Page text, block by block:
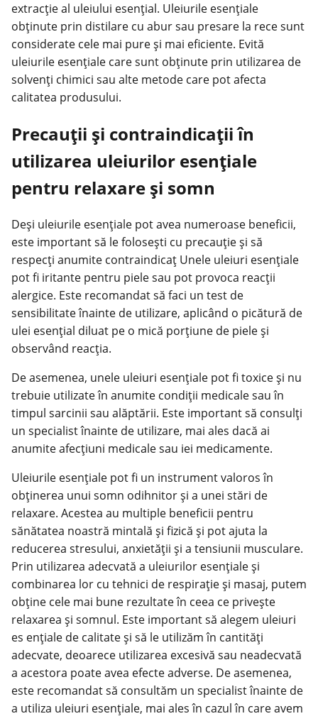
extracție al uleiului esențial. Uleiurile esențiale
obținute prin distilare cu abur sau presare la rece sunt
considerate cele mai pure și mai eficiente. Evită
uleiurile esențiale care sunt obținute prin utilizarea de
solvenți chimici sau alte metode care pot afecta
calitatea produsului.
Precauții și contraindicații în
utilizarea uleiurilor esențiale
pentru relaxare și somn
Deși uleiurile esențiale pot avea numeroase beneficii,
este important să le folosești cu precauție și să
respecți anumite contraindicaț Unele uleiuri esențiale
pot fi iritante pentru piele sau pot provoca reacții
alergice. Este recomandat să faci un test de
sensibilitate înainte de utilizare, aplicând o picătură de
ulei esențial diluat pe o mică porțiune de piele și
observând reacția.
De asemenea, unele uleiuri esențiale pot fi toxice și nu
trebuie utilizate în anumite condiții medicale sau în
timpul sarcinii sau alăptării. Este important să consulți
un specialist înainte de utilizare, mai ales dacă ai
anumite afecțiuni medicale sau iei medicamente.
Uleiurile esențiale pot fi un instrument valoros în
obținerea unui somn odihnitor și a unei stări de
relaxare. Acestea au multiple beneficii pentru
sănătatea noastră mintală și fizică și pot ajuta la
reducerea stresului, anxietății și a tensiunii musculare.
Prin utilizarea adecvată a uleiurilor esențiale și
combinarea lor cu tehnici de respirație și masaj, putem
obține cele mai bune rezultate în ceea ce privește
relaxarea și somnul. Este important să alegem uleiuri
es ențiale de calitate și să le utilizăm în cantități
adecvate, deoarece utilizarea excesivă sau neadecvată
a acestora poate avea efecte adverse. De asemenea,
este recomandat să consultăm un specialist înainte de
a utiliza uleiuri esențiale, mai ales în cazul în care avem